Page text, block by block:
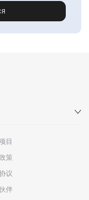
目
策
议
伴